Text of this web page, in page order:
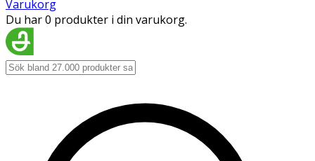
Varukorg
Du har 0 produkter i din varukorg.